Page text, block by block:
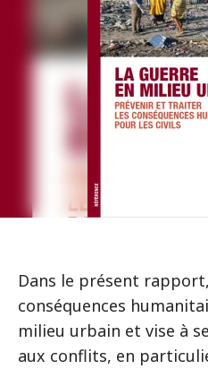
Dans le présent
conséquences
milieu urbain et vise à
aux conflits, en